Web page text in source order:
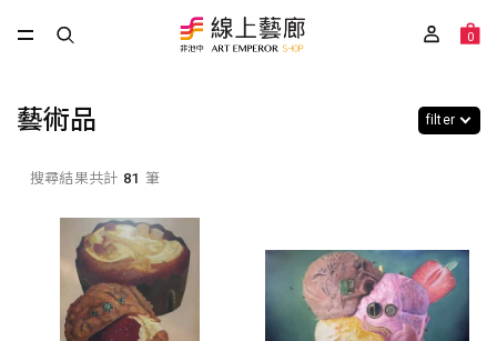
0
藝術品 filter
搜尋結果共計 81 筆